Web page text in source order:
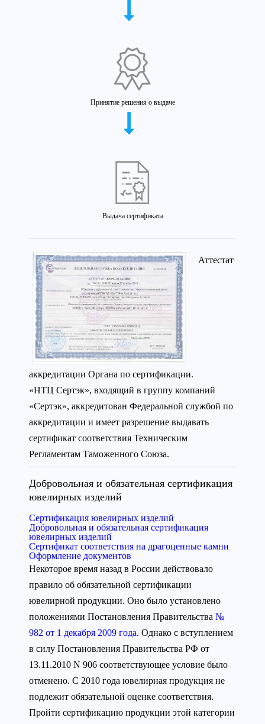
Принятие решения о выдаче
Выдача сертификата
Аттестат
аккредитации Органа по сертификации.
«НТЦ Сертэк», входящий в группу компаний
«Сертэк», аккредитован Федеральной службой по
аккредитации и имеет разрешение выдавать
сертификат соответствия Техническим
Регламентам Таможенного Союза.
Добровольная и обязательная сертификация
ювелирных изделий
Сертификация ювелирных изделий
Добровольная и обязательная сертификация
ювелирных изделий
Сертификат соответствия на драгоценные камни
Оформление документов
Некоторое время назад в России действовало
правило об обязательной сертификации
ювелирной продукции. Оно было установлено
положениями Постановления Правительства №
982 от 1 декабря 2009 года. Однако с вступлением
в силу Постановления Правительства РФ от
13.11.2010 N 906 соответствующее условие было
отменено. С 2010 года ювелирная продукция не
подлежит обязательной оценке соответствия.
Пройти сертификацию продукции этой категории